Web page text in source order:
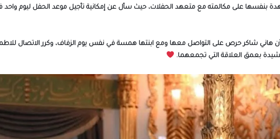
بنفسها على مكالمته مع متعهد الحفلات، حيث سأل عن إمكانية تأجيل موعد الحفل ليوم واحد
شاكر حرص على التواصل معها ومع ابنتها همسة في نفس يوم الزفاف، وكرر الاتصال
بعمق العلاقة التي تجمعهما.